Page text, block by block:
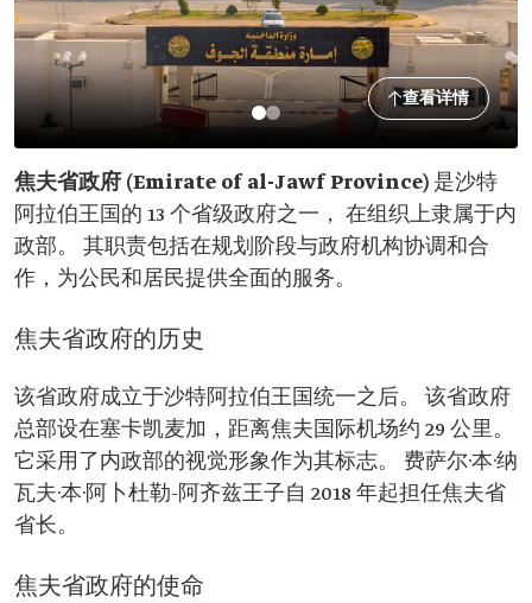
查看详情
焦夫省政府 (Emirate of al-Jawf Province) 是沙特
阿拉伯王国的 13 个省级政府之一， 在组织上隶属于内
政部。 其职责包括在规划阶段与政府机构协调和合
作，为公民和居民提供全面的服务。
焦夫省政府的历史
该省政府成立于沙特阿拉伯王国统一之后。 该省政府
总部设在塞卡凯麦加，距离焦夫国际机场约 29 公里。
它采用了内政部的视觉形象作为其标志。 费萨尔·本·纳
瓦夫·本·阿卜杜勒-阿齐兹王子自 2018 年起担任焦夫省
省长。
焦夫省政府的使命